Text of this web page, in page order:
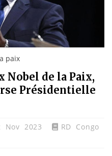
paix
Nobel de la Paix,
Présidentielle
Nov 2023
RD Congo